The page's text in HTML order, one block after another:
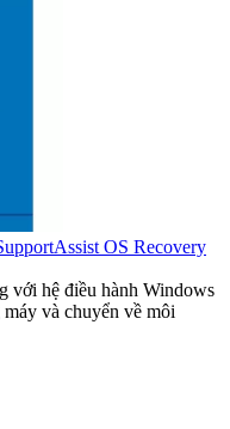
OS Recovery
với hệ điều hành Windows
và chuyển về môi